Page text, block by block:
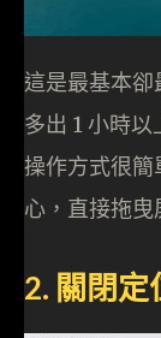
這是最基本
多出 1 小時
操作方式很
心，直接拖曳
2. 關閉定